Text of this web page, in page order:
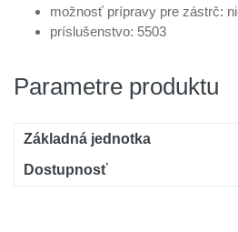
možnosť prípravy pre zástrč:
príslušenstvo: 5503
Parametre produktu
Základná jednotka
Dostupnosť